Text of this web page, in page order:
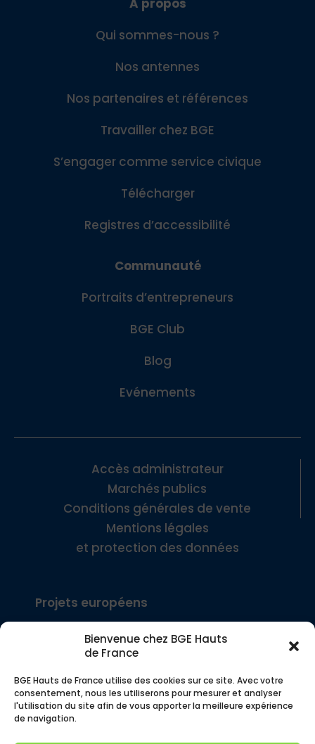
Bienvenue chez BGE Hauts
de France
BGE Hauts de France utilise des cookies sur ce site. Avec votre
consentement, nous les utiliserons pour mesurer et analyser
l'utilisation du site afin de vous apporter la meilleure expérience
de navigation.
A propos
Qui sommes-nous ?
Nos antennes
Nos partenaires et références
Travailler chez BGE
S’engager comme service civique
Télécharger
Registres d’accessibilité
Communauté
Portraits d’entrepreneurs
BGE Club
Blog
Evénements
Accès administrateur
Marchés publics
Conditions générales de vente
Mentions légales
et protection des données
Projets européens
Interreg Europe – SEE
Interreg FWV – COMMERCE!
© BGE Hauts de France – Siège social, 4 rue